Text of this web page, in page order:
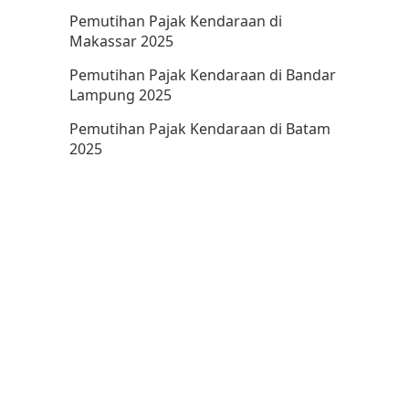
Pemutihan Pajak Kendaraan di
Makassar 2025
Pemutihan Pajak Kendaraan di Bandar
Lampung 2025
Pemutihan Pajak Kendaraan di Batam
2025